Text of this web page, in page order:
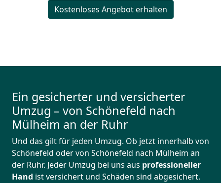
Kostenloses Angebot erhalten
Ein gesicherter und versicherter
Umzug – von Schönefeld nach
Mülheim an der Ruhr
Und das gilt für jeden Umzug. Ob jetzt innerhalb von
Schönefeld oder von Schönefeld nach Mülheim an
der Ruhr. Jeder Umzug bei uns aus professioneller
Hand ist versichert und Schäden sind abgesichert.